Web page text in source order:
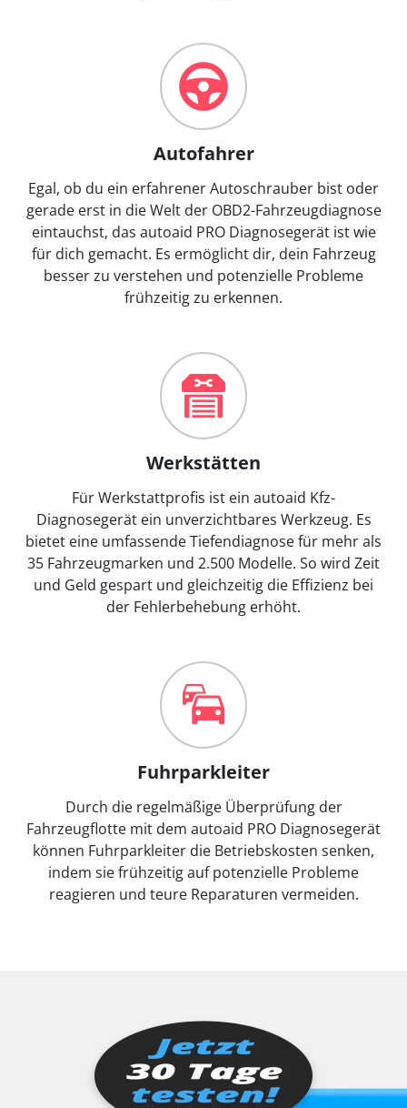
Autofahrer
Egal, ob du ein erfahrener Autoschrauber bist oder
gerade erst in die Welt der OBD2-Fahrzeugdiagnose
eintauchst, das autoaid PRO Diagnosegerät ist wie
für dich gemacht. Es ermöglicht dir, dein Fahrzeug
besser zu verstehen und potenzielle Probleme
frühzeitig zu erkennen.
Werkstätten
Für Werkstattprofis ist ein autoaid Kfz-
Diagnosegerät ein unverzichtbares Werkzeug. Es
bietet eine umfassende Tiefendiagnose für mehr als
35 Fahrzeugmarken und 2.500 Modelle. So wird Zeit
und Geld gespart und gleichzeitig die Effizienz bei
der Fehlerbehebung erhöht.
Fuhrparkleiter
Durch die regelmäßige Überprüfung der
Fahrzeugflotte mit dem autoaid PRO Diagnosegerät
können Fuhrparkleiter die Betriebskosten senken,
indem sie frühzeitig auf potenzielle Probleme
reagieren und teure Reparaturen vermeiden.